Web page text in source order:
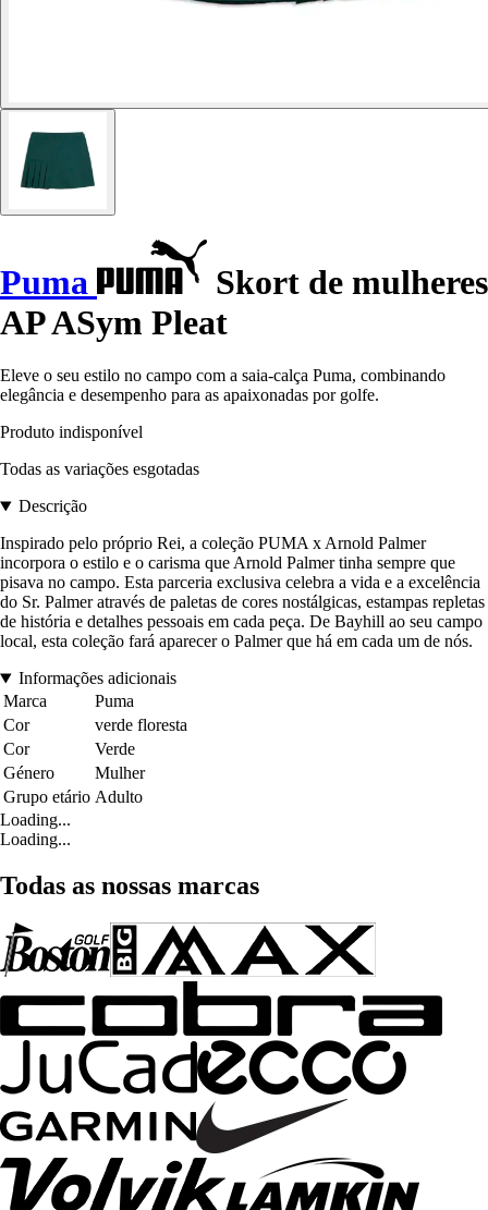
Puma
Skort de mulheres
AP ASym Pleat
Eleve o seu estilo no campo com a saia-calça Puma, combinando
elegância e desempenho para as apaixonadas por golfe.
Produto indisponível
Todas as variações esgotadas
Descrição
Inspirado pelo próprio Rei, a coleção PUMA x Arnold Palmer
incorpora o estilo e o carisma que Arnold Palmer tinha sempre que
pisava no campo. Esta parceria exclusiva celebra a vida e a excelência
do Sr. Palmer através de paletas de cores nostálgicas, estampas repletas
de história e detalhes pessoais em cada peça. De Bayhill ao seu campo
local, esta coleção fará aparecer o Palmer que há em cada um de nós.
Informações adicionais
Marca
Puma
Cor
verde floresta
Cor
Verde
Género
Mulher
Grupo etário Adulto
Loading...
Loading...
Todas as nossas marcas